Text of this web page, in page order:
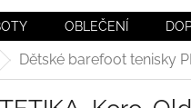
OBLEČENÍ
Dětské barefoot tenisky